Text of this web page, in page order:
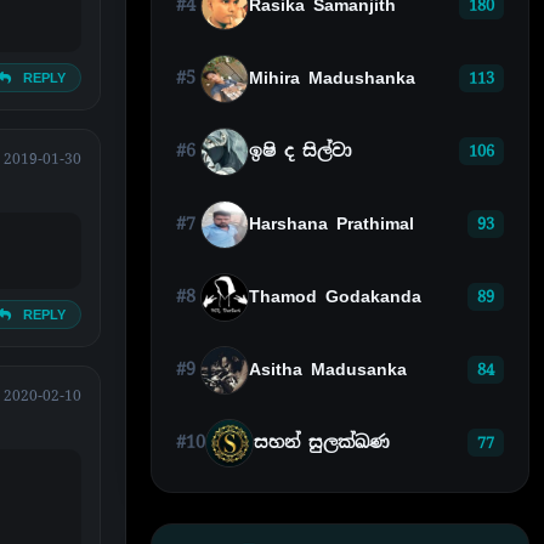
REPLY
2019-01-30
REPLY
2020-02-10
#4 Rasika Samanjith 180
#5 Mihira Madushanka 113
#6 ඉෂි ද සිල්වා 106
#7 Harshana Prathimal 93
#8 Thamod Godakanda 89
#9 Asitha Madusanka 84
#10 සහන් සුලක්ඛණ 77